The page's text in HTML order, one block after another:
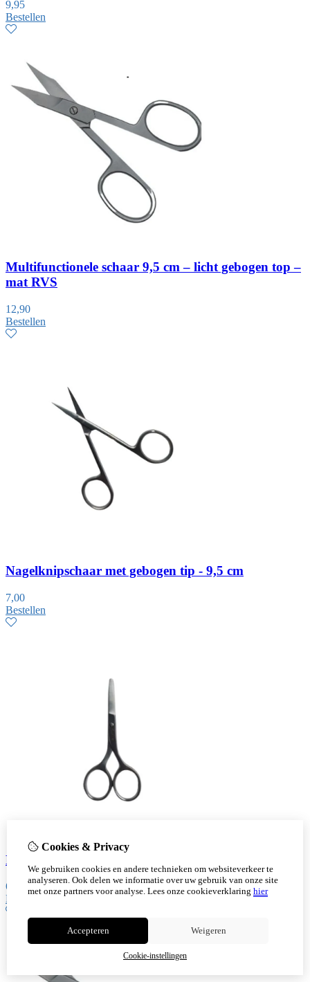
9,95
Bestellen
Multifunctionele schaar 9,5 cm – licht gebogen top –
mat RVS
12,90
Bestellen
Nagelknipschaar met gebogen tip - 9,5 cm
7,00
Bestellen
Nagelknipschaar stomp/stomp recht 9,5cm Kurtz
6,00
Bestellen
Cookies & Privacy
We gebruiken cookies en andere technieken om websiteverkeer te
analyseren. Ook delen we informatie over uw gebruik van onze site
met onze partners voor analyse. Lees onze cookieverklaring hier
Accepteren Weigeren
Cookie-instellingen